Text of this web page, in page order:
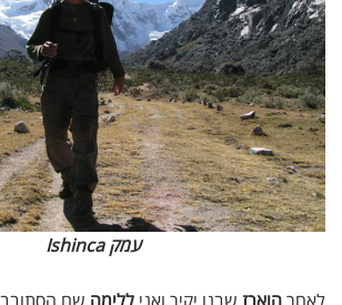
עמק Ishinca
לאחרהוארז שבנו יקיר ואני ללימה